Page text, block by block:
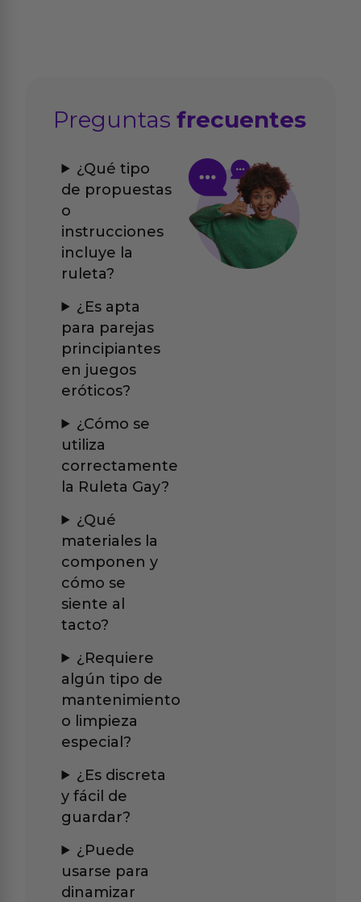
Preguntasfrecuentes
¿Qué tipo
de propuestas
o
instrucciones
incluye la
ruleta?
¿Es apta
para parejas
principiantes
en juegos
eróticos?
¿Cómo se
utiliza
correctamente
la Ruleta Gay?
¿Qué
materiales la
componen y
cómo se
siente al
tacto?
¿Requiere
algún tipo de
mantenimiento
o limpieza
especial?
¿Es discreta
y fácil de
guardar?
¿Puede
usarse para
dinamizar